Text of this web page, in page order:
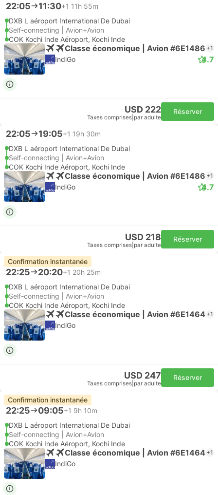
22:05 11:30+1 11h 55m
DXB L aéroport International De Dubai
Self-connecting | Avion+Avion
COK Kochi Inde Aéroport, Kochi Inde
Classe économique | Avion #6E1486 +1
IndiGo 4.7
USD 222
Taxes comprises par adulte
Réserver
22:05 19:05+1 19h 30m
DXB L aéroport International De Dubai
Self-connecting | Avion+Avion
COK Kochi Inde Aéroport, Kochi Inde
Classe économique | Avion #6E1486 +1
IndiGo 4.7
USD 218
Taxes comprises par adulte
Réserver
Confirmation instantanée
22:25 20:20+1 20h 25m
DXB L aéroport International De Dubai
Self-connecting | Avion+Avion
COK Kochi Inde Aéroport, Kochi Inde
Classe économique | Avion #6E1464 +1
IndiGo
USD 247
Taxes comprises par adulte
Réserver
Confirmation instantanée
22:25 09:05+1 9h 10m
DXB L aéroport International De Dubai
Self-connecting | Avion+Avion
COK Kochi Inde Aéroport, Kochi Inde
Classe économique | Avion #6E1464 +1
IndiGo